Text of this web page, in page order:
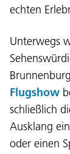
Lingaz:
DEU
ITA
echten
Unterwegs
Flugshow
schließlich
Ausklang
oder einen